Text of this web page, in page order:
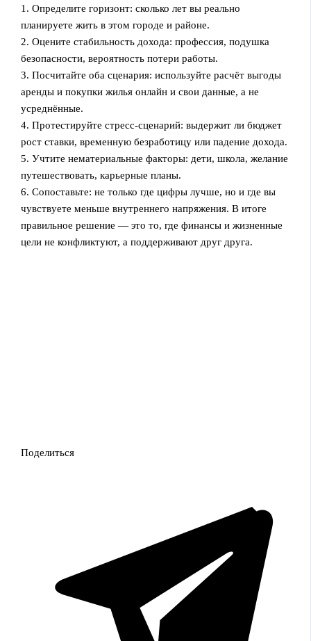
1. Определите горизонт: сколько лет вы реально
планируете жить в этом городе и районе.
2. Оцените стабильность дохода: профессия, подушка
безопасности, вероятность потери работы.
3. Посчитайте оба сценария: используйте расчёт выгоды
аренды и покупки жилья онлайн и свои данные, а не
усреднённые.
4. Протестируйте стресс‑сценарий: выдержит ли бюджет
рост ставки, временную безработицу или падение дохода.
5. Учтите нематериальные факторы: дети, школа, желание
путешествовать, карьерные планы.
6. Сопоставьте: не только где цифры лучше, но и где вы
чувствуете меньше внутреннего напряжения. В итоге
правильное решение — это то, где финансы и жизненные
цели не конфликтуют, а поддерживают друг друга.
Поделиться